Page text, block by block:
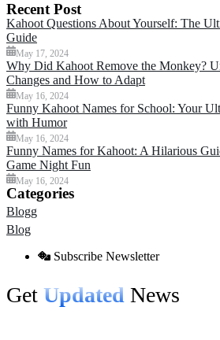
Recent Post
Kahoot Questions About Yourself: The
Guide
May 17, 2024
Why Did Kahoot Remove the Monkey?
Changes and How to Adapt
May 16, 2024
Funny Kahoot Names for School: Your
with Humor
May 16, 2024
Funny Names for Kahoot: A Hilarious
Game Night Fun
May 16, 2024
Categories
Blogg
Blog
Subscribe Newsletter
Get Updated News